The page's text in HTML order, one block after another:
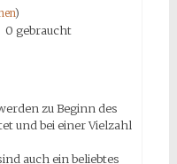
)
0 gebraucht
zu Beginn des
und bei einer Vielzahl
auch ein beliebtes